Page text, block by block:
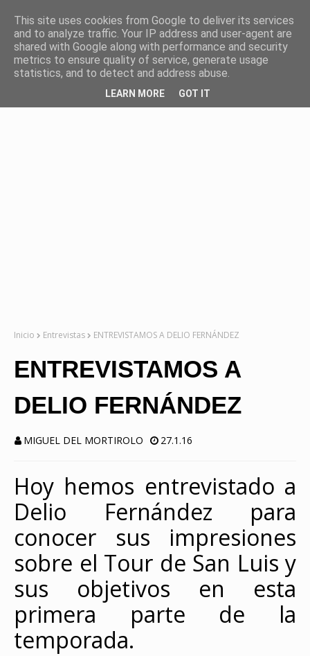
Inicio Entrevistas ENTREVISTAMOS A DELIO FERNÁNDEZ
ENTREVISTAMOS A
DELIO FERNÁNDEZ
MIGUEL DEL MORTIROLO 27.1.16
Hoy hemos entrevistado a
Delio Fernández para
conocer sus impresiones
sobre el Tour de San Luis y
sus objetivos en esta
primera parte de la
temporada.
This site uses cookies from Google to deliver its services
and to analyze traffic. Your IP address and user-agent are
shared with Google along with performance and security
metrics to ensure quality of service, generate usage
statistics, and to detect and address abuse.
LEARN MORE GOT IT